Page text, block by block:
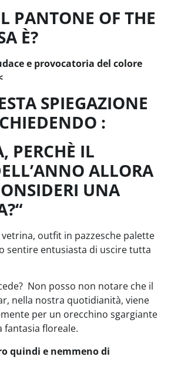
PANTONE OF THE
È?
e provocatoria del colore
SPIEGAZIONE
:
PERCHÈ IL
ALLORA
UNA
outfit in pazzesche palette
sentire entusiasta di uscire tutta
Non posso non notare che il
nella nostra quotidianità, viene
per un orecchino sgargiante
fantasia floreale.
quindi e nemmeno di